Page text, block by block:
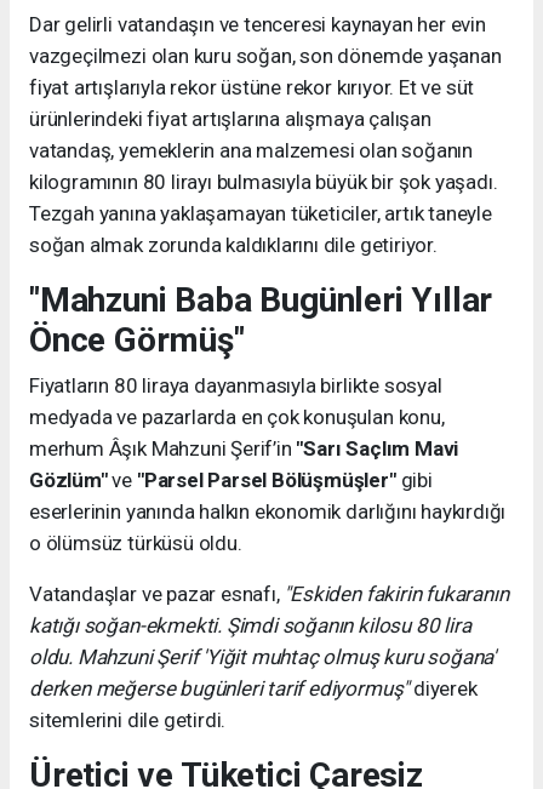
Dar gelirli vatandaşın ve tenceresi kaynayan her evin
vazgeçilmezi olan kuru soğan, son dönemde yaşanan
fiyat artışlarıyla rekor üstüne rekor kırıyor. Et ve süt
ürünlerindeki fiyat artışlarına alışmaya çalışan
vatandaş, yemeklerin ana malzemesi olan soğanın
kilogramının 80 lirayı bulmasıyla büyük bir şok yaşadı.
Tezgah yanına yaklaşamayan tüketiciler, artık taneyle
soğan almak zorunda kaldıklarını dile getiriyor.
"Mahzuni Baba Bugünleri Yıllar
Önce Görmüş"
Fiyatların 80 liraya dayanmasıyla birlikte sosyal
medyada ve pazarlarda en çok konuşulan konu,
merhum Âşık Mahzuni Şerif’in "Sarı Saçlım Mavi
Gözlüm"ve "Parsel Parsel Bölüşmüşler"gibi
eserlerinin yanında halkın ekonomik darlığını haykırdığı
o ölümsüz türküsü oldu.
Vatandaşlar ve pazar esnafı, "Eskiden fakirin fukaranın
katığı soğan-ekmekti. Şimdi soğanın kilosu 80 lira
oldu. Mahzuni Şerif 'Yiğit muhtaç olmuş kuru soğana'
derken meğerse bugünleri tarif ediyormuş"diyerek
sitemlerini dile getirdi.
Üretici ve Tüketici Çaresiz